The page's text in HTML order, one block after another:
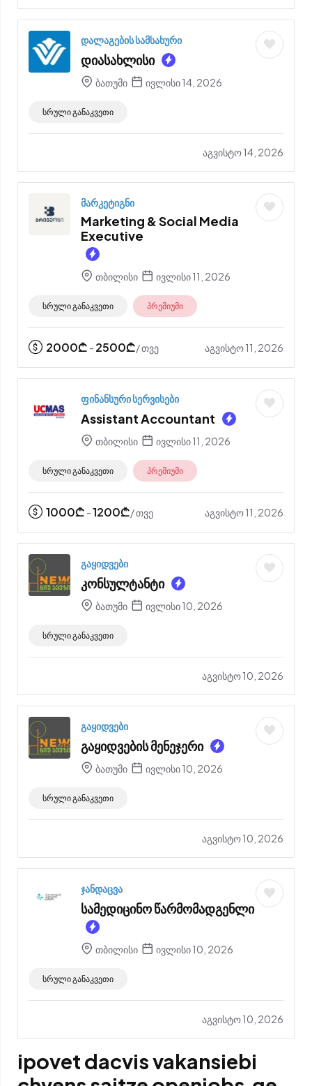
დალაგების სამსახური
დიასახლისი
ბათუმი ივლისი 14, 2026
სრული განაკვეთი
აგვისტო 14, 2026
მარკეტიგნი
Marketing & Social Media
Executive
თბილისი ივლისი 11, 2026
სრული განაკვეთი პრემიუმი
2000₾ - 2500₾/ თვე აგვისტო 11, 2026
ფინანსური სერვისები
Assistant Accountant
თბილისი ივლისი 11, 2026
სრული განაკვეთი პრემიუმი
1000₾ -1200₾/ თვე აგვისტო 11, 2026
გაყიდვები
კონსულტანტი
ბათუმი ივლისი 10, 2026
სრული განაკვეთი
აგვისტო 10, 2026
გაყიდვები
გაყიდვების მენეჯერი
ბათუმი ივლისი 10, 2026
სრული განაკვეთი
აგვისტო 10, 2026
ჯანდაცვა
სამედიცინო წარმომადგენლი
თბილისი ივლისი 10, 2026
სრული განაკვეთი
აგვისტო 10, 2026
ipovet dacvis vakansiebi